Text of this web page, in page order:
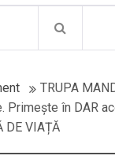
TRUPA
Primește în DAR
DE VIAȚĂ